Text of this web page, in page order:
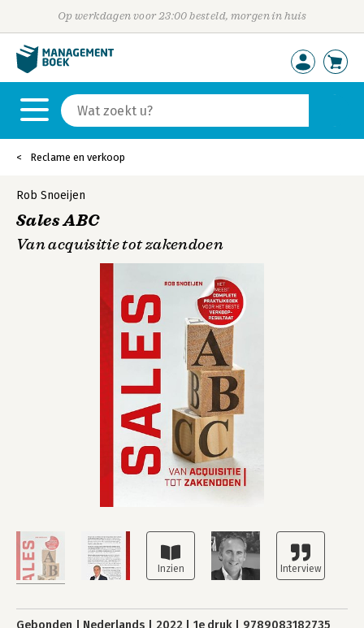
Op werkdagen voor 23:00 besteld, morgen in huis
Reclame en verkoop
Rob Snoeijen
Sales ABC
Van acquisitie tot zakendoen
Gebonden Nederlands 2022 1e druk 9789083182735